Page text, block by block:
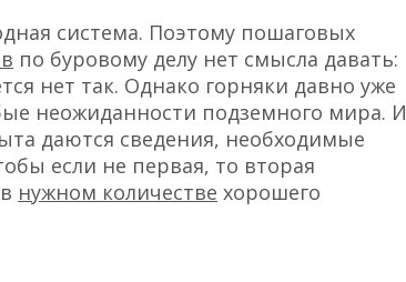
система. Поэтому пошаговых
по буровому делу нет смысла давать:
нет так. Однако горняки давно уже
неожиданности подземного мира. И
даются сведения, необходимые
если не первая, то вторая
нужном количестве хорошего